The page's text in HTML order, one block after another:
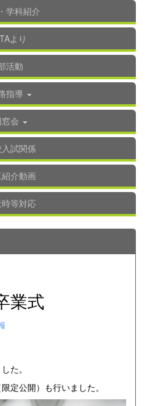
学科紹介
より
活動
指導
窓会
試関係
介動画
等対応
業式
た。
定公開）も行いました。